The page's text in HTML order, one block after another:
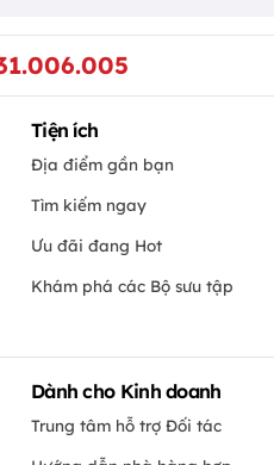
Tiện ích
Địa điểm gần bạn
Tìm kiếm ngay
Ưu đãi đang Hot
Khám phá các Bộ sưu tập
Dành cho Kinh doanh
Trung tâm hỗ trợ Đối tác